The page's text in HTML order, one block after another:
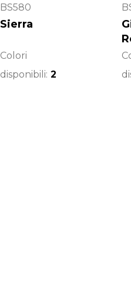
BS580
Sierra
Colori
disponibili: 2